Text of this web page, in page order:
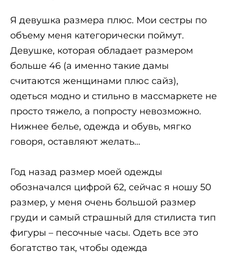
Я девушка размера плюс. Мои сестры по
объему меня категорически поймут.
Девушке, которая обладает размером
больше 46 (а именно такие дамы
считаются женщинами плюс сайз),
одеться модно и стильно в массмаркете не
просто тяжело, а попросту невозможно.
Нижнее белье, одежда и обувь, мягко
говоря, оставляют желать…
Год назад размер моей одежды
обозначался цифрой 62, сейчас я ношу 50
размер, у меня очень большой размер
груди и самый страшный для стилиста тип
фигуры – песочные часы. Одеть все это
богатство так, чтобы одежда